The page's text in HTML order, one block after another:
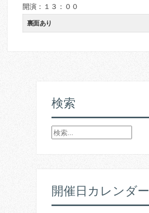
開演：１３：００
裏面あり
検索
検
索
開催日カレンダー